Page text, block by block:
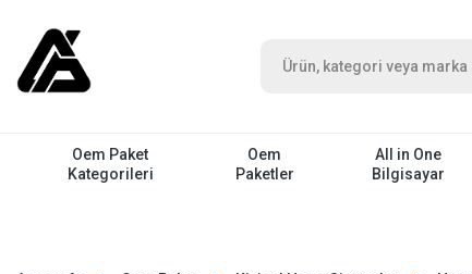
Oem Paket
Kategorileri
Oem
Paketler
All in One
Bilgisayar